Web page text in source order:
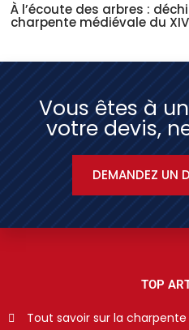
À l’écoute des arbres :
charpente médiévale du
Vous êtes à
votre devis,
DEMANDEZ UN
TOP
Tout savoir sur la